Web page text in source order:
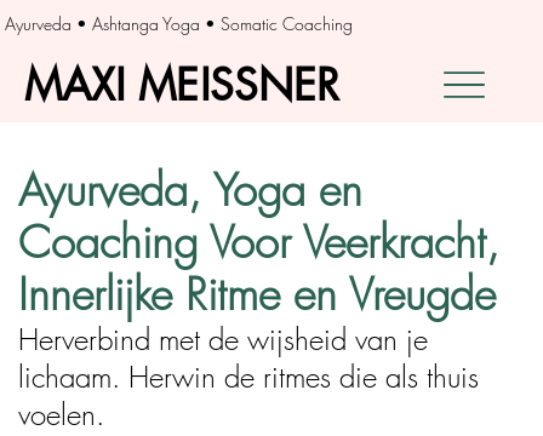
Ayurveda • Ashtanga Yoga • Somatic Coaching
MAXI MEISSNER
MAXI MEISSNER
Ayurveda, Yoga en
Coaching Voor Veerkracht,
Innerlijke Ritme en Vreugde
Herverbind met de wijsheid van je
lichaam. Herwin de ritmes die als thuis
voelen.